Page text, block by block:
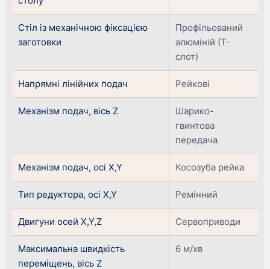
Стіл із механічною фіксацією
заготовки
Профільований
алюміній (Т-
слот)
Напрямні лінійних подач Рейкові
Механізм подач, вісь Z
Шарико-
гвинтова
передача
Механізм подач, осі X,Y Косозуба рейка
Тип редуктора, осі X,Y Ремінний
Двигуни осей X,Y,Z Cервоприводи
Максимальна швидкість
переміщень, вісь Z
6 м/хв